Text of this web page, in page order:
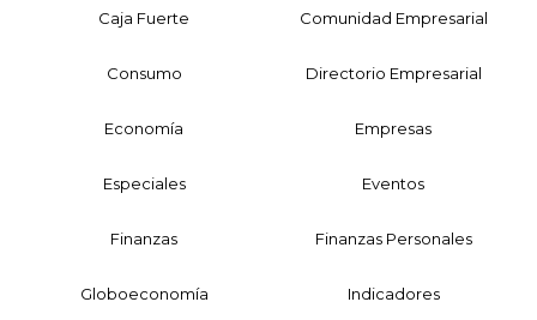
Caja Fuerte Comunidad Empresarial
Consumo Directorio Empresarial
Economía Empresas
Especiales Eventos
Finanzas Finanzas Personales
Globoeconomía Indicadores